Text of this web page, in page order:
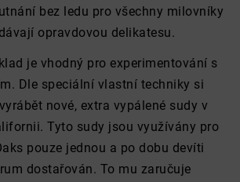
bez ledu pro všechny milovníky
opravdovou delikatesu.
je vhodný pro experimentování s
Dle speciální vlastní techniky si
nové, extra vypálené sudy v
Tyto sudy jsou využívány pro
pouze jednou a po dobu devíti
dostařován. To mu zaručuje